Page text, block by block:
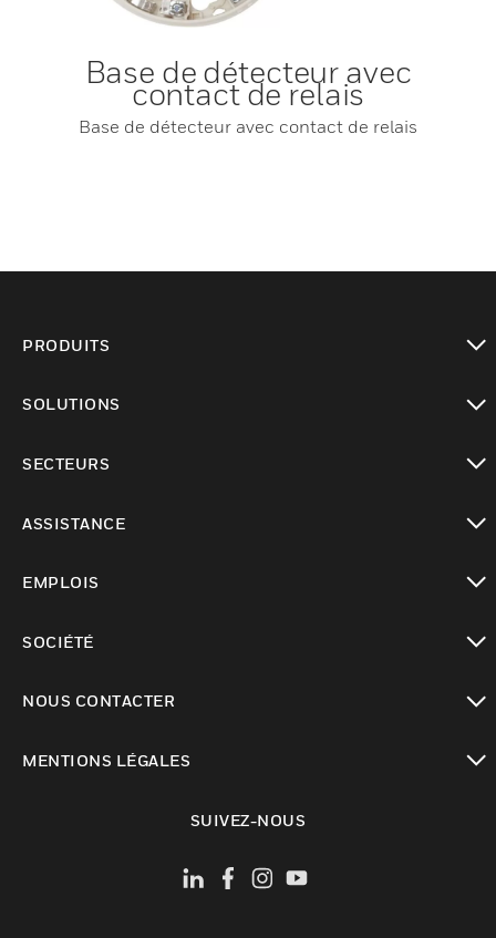
Base de détecteur avec
contact de relais
Base de détecteur avec contact de relais
PRODUITS
SOLUTIONS
SECTEURS
ASSISTANCE
EMPLOIS
SOCIÉTÉ
NOUS CONTACTER
MENTIONS LÉGALES
SUIVEZ-NOUS